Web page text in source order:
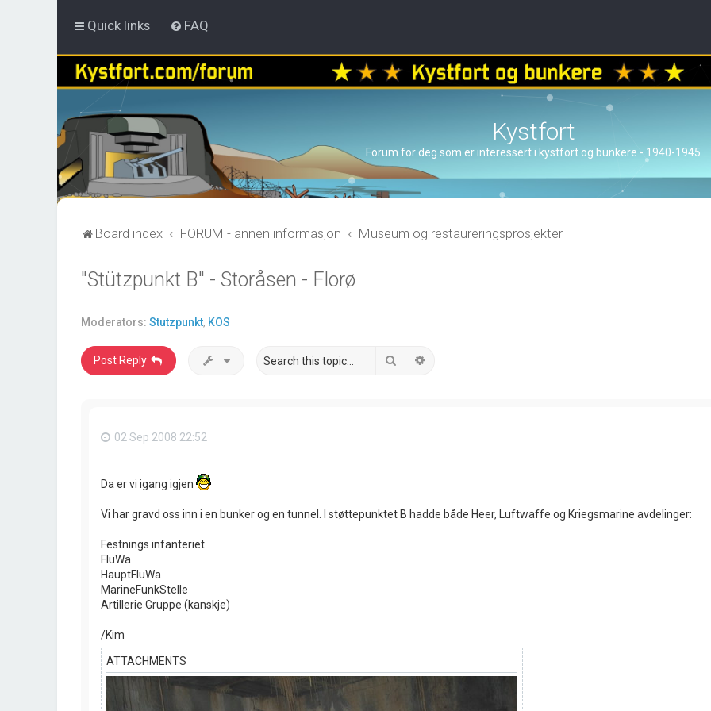
Quick links FAQ
Kystfort
Forum for deg som er interessert i kystfort og bunkere - 1940-1945
Board index FORUM - annen informasjon Museum og restaureringsprosjekter
"Stützpunkt B" - Storåsen - Florø
Moderators: Stutzpunkt, KOS
Post Reply Search
02 Sep 2008 22:52
Da er vi igang igjen
Vi har gravd oss inn i en bunker og en tunnel. I støttepunktet B hadde både Heer, Luftwaffe og Kriegsmarine avdelinger:
Festnings infanteriet
FluWa
HauptFluWa
MarineFunkStelle
Artillerie Gruppe (kanskje)
/Kim
ATTACHMENTS